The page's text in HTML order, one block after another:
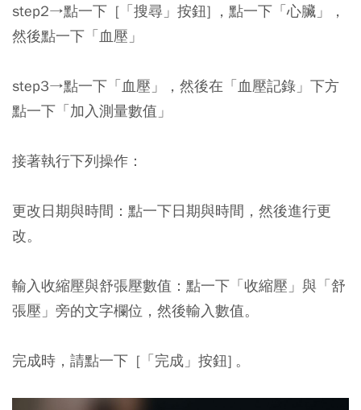
step2→點一下 [「搜尋」按鈕] ，點一下「心臟」，
然後點一下「血壓」
step3→點一下「血壓」，然後在「血壓記錄」下方
點一下「加入測量數值」
接著執行下列操作：
更改日期與時間：點一下日期與時間，然後進行更
改。
輸入收縮壓與舒張壓數值：點一下「收縮壓」與「舒
張壓」旁的文字欄位，然後輸入數值。
完成時，請點一下 [「完成」按鈕] 。